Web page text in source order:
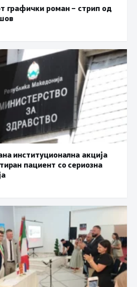
графички роман – стрип од
институционална акција
пациент со сериозна